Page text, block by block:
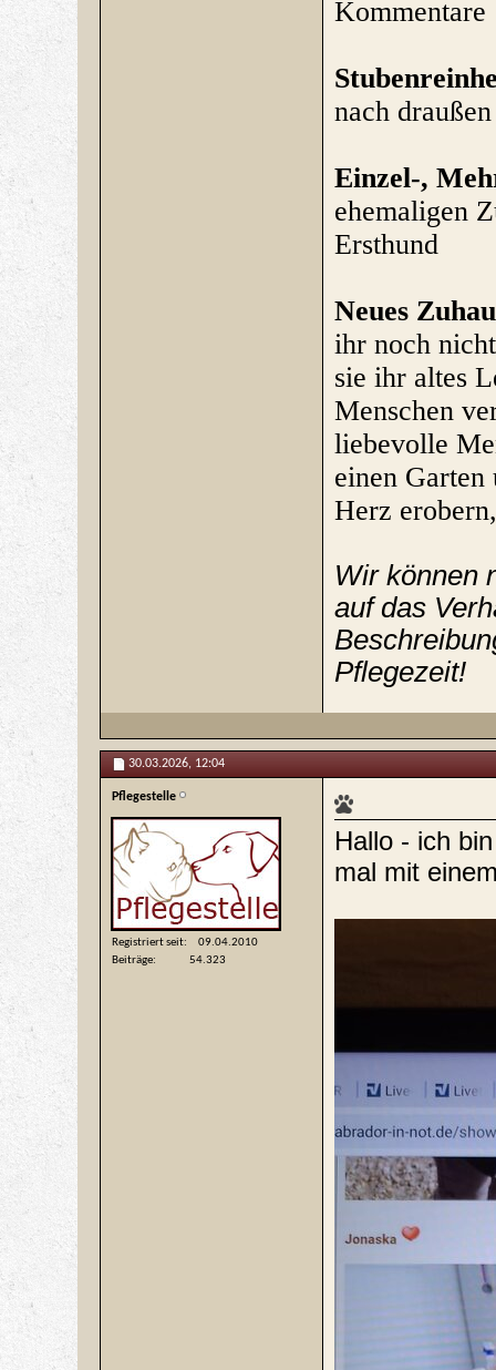
Kommentare
nach
Einzel-,
ehemaligen
Ersthund
Neues
ihr noch
sie ihr altes
Menschen
liebevolle
einen
Herz
Wir können
auf das
Pflegezeit!
30.03.2026, 12:04
Pflegestelle
Registriert seit
09.04.2010
Beiträge
54.323
Hallo - ich
mal mit